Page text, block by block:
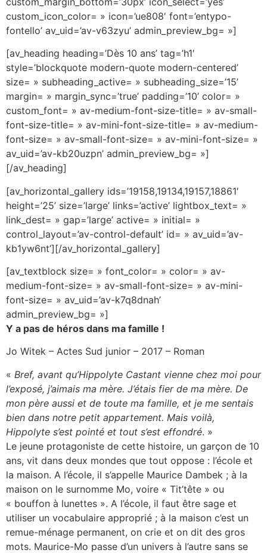
custom_icon_color= » icon=’ue808′ font=’entypo-
fontello’ av_uid=’av-v63zyu’ admin_preview_bg= »]
[av_heading heading=’Dès 10 ans’ tag=’h1′
style=’blockquote modern-quote modern-centered’
size= » subheading_active= » subheading_size=’15’
margin= » margin_sync=’true’ padding=’10’ color= »
custom_font= » av-medium-font-size-title= » av-small-
font-size-title= » av-mini-font-size-title= » av-medium-
font-size= » av-small-font-size= » av-mini-font-size= »
av_uid=’av-kb20uzpn’ admin_preview_bg= »]
[/av_heading]
[av_horizontal_gallery ids=’19158,19134,19157,18861′
height=’25’ size=’large’ links=’active’ lightbox_text= »
link_dest= » gap=’large’ active= » initial= »
control_layout=’av-control-default’ id= » av_uid=’av-
kb1yw6nt’][/av_horizontal_gallery]
[av_textblock size= » font_color= » color= » av-
medium-font-size= » av-small-font-size= » av-mini-
font-size= » av_uid=’av-k7q8dnah’
admin_preview_bg= »]
Y a pas de héros dans ma famille !
Jo Witek – Actes Sud junior – 2017 – Roman
« Bref, avant qu’Hippolyte Castant vienne chez moi pour
l’exposé, j’aimais ma mère. J’étais fier de ma mère. De
mon père aussi et de toute ma famille, et je me sentais
bien dans notre petit appartement. Mais voilà,
Hippolyte s’est pointé et tout s’est effondré. »
Le jeune protagoniste de cette histoire, un garçon de 10
ans, vit dans deux mondes que tout oppose : l’école et
la maison. A l’école, il s’appelle Maurice Dambek ; à la
maison on le surnomme Mo, voire « Tit’tête » ou
« bouffon à lunettes ». A l’école, il faut être sage et
utiliser un vocabulaire approprié ; à la maison c’est un
remue-ménage permanent, on crie et on dit des gros
mots. Maurice-Mo passe d’un univers à l’autre sans se